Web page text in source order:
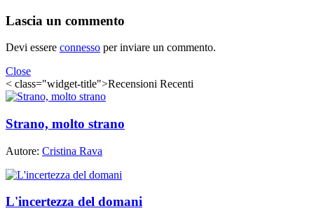
Lascia un commento
Devi essere connesso per inviare un commento.
Close
< class="widget-title">Recensioni Recenti
Strano, molto strano
Autore: Cristina Rava
L'incertezza del domani